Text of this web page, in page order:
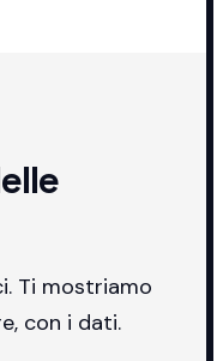
Ti mostriamo
con i dati.